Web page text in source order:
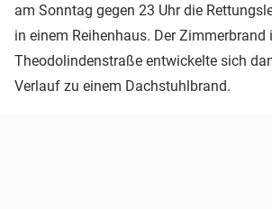
am Sonntag gegen 23 Uhr die
in einem Reihenhaus. Der Zimmerbrand
Theodolindenstraße entwickelte sich
Verlauf zu einem Dachstuhlbrand.